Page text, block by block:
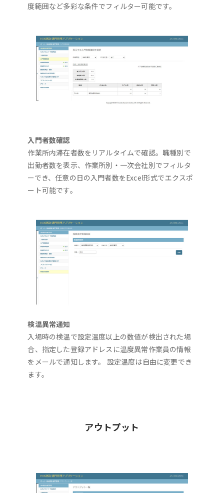
度範囲など多彩な条件でフィルター可能です。
入門者数確認
作業所内滞在者数をリアルタイムで確認。職種別で
出勤者数を表示、作業所別・一次会社別でフィルタ
ーでき、任意の日の入門者数をExcel形式でエクスポ
ート可能です。
検温異常通知
入場時の検温で設定温度以上の数値が検出された場
合、指定した登録アドレスに温度異常作業員の情報
をメールで通知します。 設定温度は自由に変更でき
ます。
アウトプット